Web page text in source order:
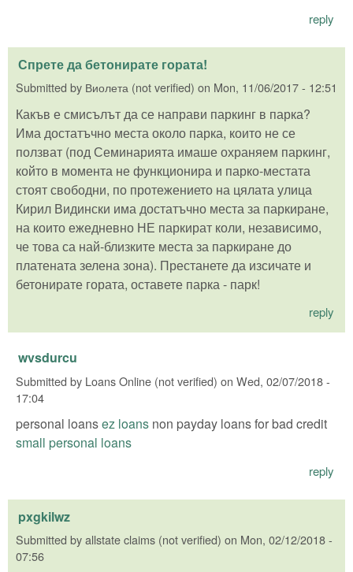
reply
Спрете да бетонирате гората!
Submitted by Виолета (not verified) on Mon, 11/06/2017 - 12:51
Какъв е смисълът да се направи паркинг в парка?
Има достатъчно места около парка, които не се
ползват (под Семинарията имаше охраняем паркинг,
който в момента не функционира и парко-местата
стоят свободни, по протежението на цялата улица
Кирил Видински има достатъчно места за паркиране,
на които ежедневно НЕ паркират коли, независимо,
че това са най-близките места за паркиране до
платената зелена зона). Престанете да изсичате и
бетонирате гората, оставете парка - парк!
reply
wvsdurcu
Submitted by Loans Online (not verified) on Wed, 02/07/2018 -
17:04
personal loansez loans non payday loans for bad credit
small personal loans
reply
pxgkilwz
Submitted byallstate claims (not verified) on Mon, 02/12/2018 -
07:56